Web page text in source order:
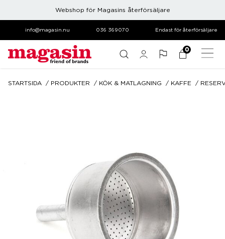
Webshop för Magasins återförsäljare
info@magasin.nu 036 369070 Endast för återförsäljare
0
STARTSIDA PRODUKTER KÖK & MATLAGNING KAFFE